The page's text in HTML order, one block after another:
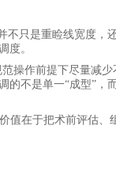
不只是重睑线宽度，
度。
操作前提下尽量减少
的不是单一“成型”，
值在于把术前评估、